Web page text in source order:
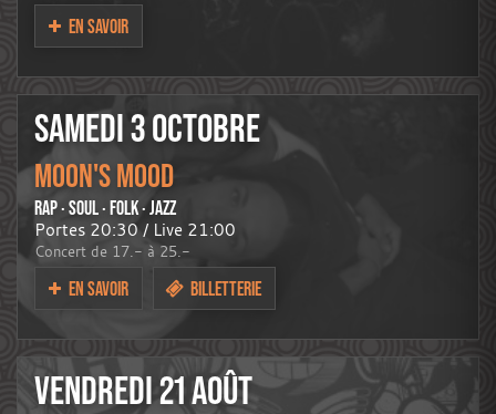
EN SAVOIR
SAMEDI 3 OCTOBRE
MOON'S MOOD
RAP · SOUL · FOLK · JAZZ
Portes 20:30 / Live 21:00
Concert de 17.- à 25.-
EN SAVOIR BILLETTERIE
VENDREDI 21 AOÛT